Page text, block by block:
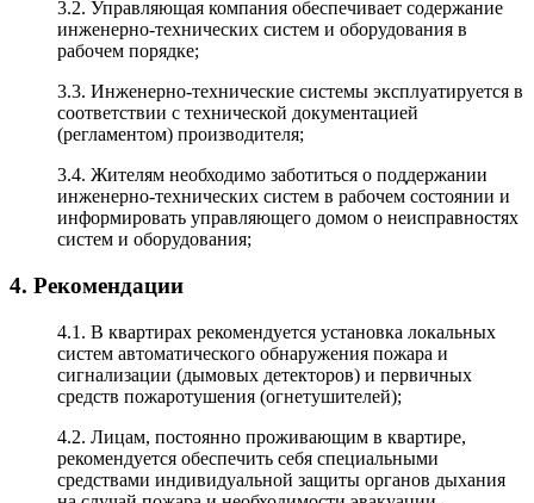
3.2. Управляющая компания обеспечивает содержание
инженерно-технических систем и оборудования в
рабочем порядке;
3.3. Инженерно-технические системы эксплуатируется в
соответствии с технической документацией
(регламентом) производителя;
3.4. Жителям необходимо заботиться о поддержании
инженерно-технических систем в рабочем состоянии и
информировать управляющего домом о неисправностях
систем и оборудования;
4. Рекомендации
4.1. В квартирах рекомендуется установка локальных
систем автоматического обнаружения пожара и
сигнализации (дымовых детекторов) и первичных
средств пожаротушения (огнетушителей);
4.2. Лицам, постоянно проживающим в квартире,
рекомендуется обеспечить себя специальными
средствами индивидуальной защиты органов дыхания